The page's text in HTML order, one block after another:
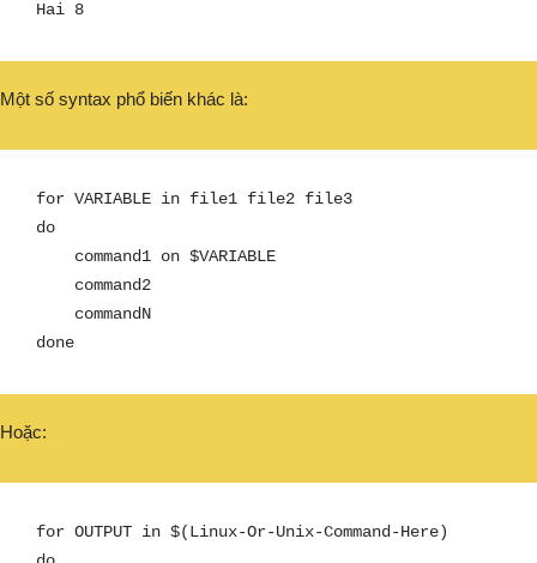
Hai 8
Một số syntax phổ biến khác là:
for VARIABLE in file1 file2 file3
do
command1 on $VARIABLE
command2
commandN
done
Hoặc:
for OUTPUT in $(Linux-Or-Unix-Command-Here)